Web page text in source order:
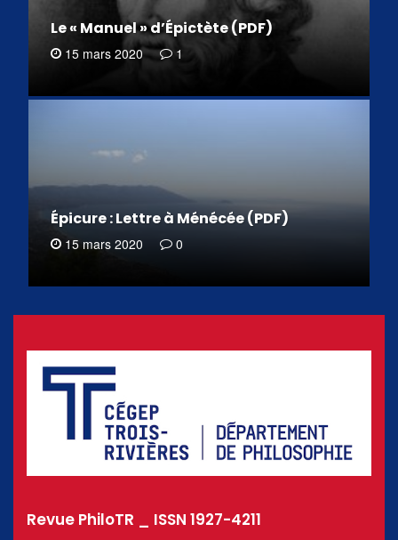
Le « Manuel » d’Épictète (PDF)
15 mars 2020 1
Épicure : Lettre à Ménécée (PDF)
15 mars 2020 0
Revue PhiloTR _ ISSN 1927-4211